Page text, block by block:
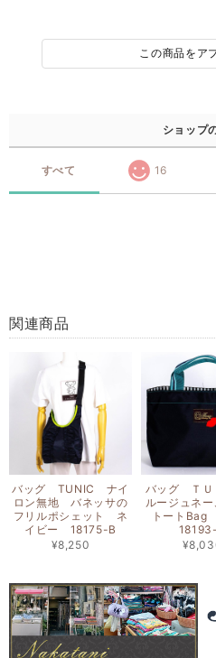
この商品をア
ショップ
すべて 16
関連商品
バッグ TUNIC ナイ
ロン無地 バネッサの
フリルポシェット ネ
イビー 18175-B
¥8,250
バッグ Ｔ
ルージュネ
トート